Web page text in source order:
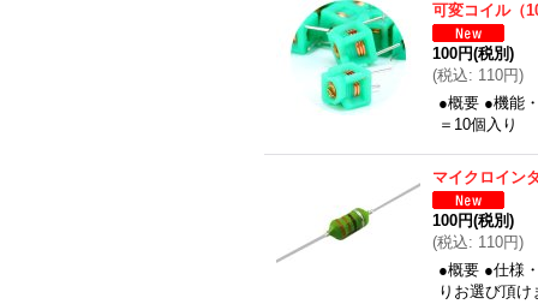
可変コイル（
100円(税別)
(税込: 110円)
●概要 ●機能
＝10個入り
マイクロイン
100円(税別)
(税込: 110円)
●概要 ●仕様
りお選び頂